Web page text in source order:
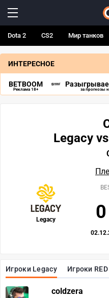
Dota 2 CS2 Мир танков
ИНТЕРЕСНОЕ
BETBOOM
Реклама 18+ за прогнозы
Игроки Legacy Игроки
coldzera
Legacy
Legacy 0